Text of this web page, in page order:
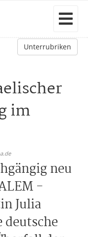
Unterrubriken
im
neu
-
Julia
deutsche